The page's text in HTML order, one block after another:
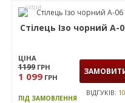
Стілець поворотний
Aurora чорний/меланж
ЦІНА
4399 ГРН
3 599 ГРН
КУПИТИ
В НАЯВНОСТІ
ВІДГУКІВ:3